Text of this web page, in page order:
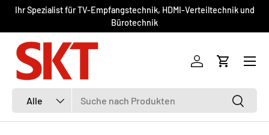
Ihr Spezialist für TV-Empfangstechnik, HDMI-Verteiltechnik und
Bürotechnik
Alle Suchen
Einloggen
Menü